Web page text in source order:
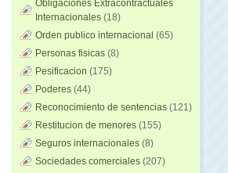
Obligaciones Extracontractuales
Internacionales (18)
Orden publico internacional (65)
Personas fisicas (8)
Pesificacion (175)
Poderes (44)
Reconocimiento de sentencias (121)
Restitucion de menores (155)
Seguros internacionales (8)
Sociedades comerciales (207)